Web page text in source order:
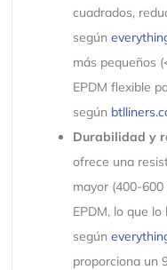
cuadrados,
según
más pequeños
EPDM flexible
según
Durabilidad y
ofrece una
mayor (400-
EPDM, lo que
según
proporciona un